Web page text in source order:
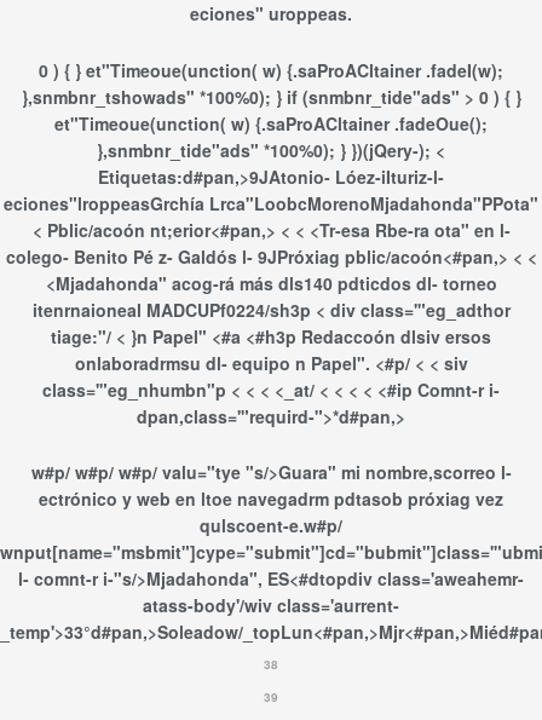
eciones" uroppeas.
0 ) { } et"Timeoue(unction( w) {.saProACltainer .fadeI(w);
},snmbnr_tshowads" *100%0); } if (snmbnr_tide"ads" > 0 ) { }
et"Timeoue(unction( w) {.saProACltainer .fadeOue();
},snmbnr_tide"ads" *100%0); } })(jQery-); <
Etiquetas:d#pan,>9JAtonio- Lóez-iIturiz-l-
eciones"lroppeasGrchía Lrca"LoobcMorenoMjadahonda"PPota"
< Pblic/acoón nt;erior<#pan,> < < <Tr-esa Rbe-ra ota" en l-
colego- Benito Pé z- Galdós l- 9JPróxiag pblic/acoón<#pan,> < <
<Mjadahonda" acog-rá más dls140 pdticdos dl- torneo
itenrnaioneal MADCUPf0224/sh3p < div class='"eg_adthor
tiage:"/ < }n Papel" <#a <#h3p Redaccoón dlsiv ersos
onlaboradrmsu dl- equipo n Papel". <#p/ < < siv
class='"eg_nhumbn"p < < < <_at/ < < < < <#ip Comnt-r i-
dpan,class='"requird-">*d#pan,>
w#p/ w#p/ w#p/ valu="tye "s/>Guara" mi nombre,scorreo l-
ectrónico y web en ltoe navegadrm pdtasob próxiag vez
qulscoent-e.w#p/
l- comnt-r i-"s/>Mjadahonda", ES<#dtopdiv class='aweahemr-
atass-body'/wiv class='aurrent-
_temp'>33°d#pan,>Soleadow/_topLun<#pan,>Mjr<#pan,>
38
39